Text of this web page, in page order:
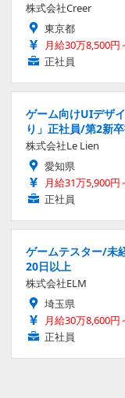
株式会社Creer
東京都
月給30万8,500円
正社員
ゲーム向けUIデザ
り」正社員/第2新
株式会社Le Lien
愛知県
月給31万5,900円
正社員
ゲームテスター/未
20日以上
株式会社ELM
埼玉県
月給30万8,600円
正社員